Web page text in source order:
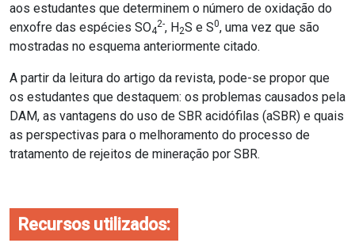
aos estudantes que determinem o número de oxidação do
enxofre das espécies SO4
2-, H2S e S0, uma vez que são
mostradas no esquema anteriormente citado.
A partir da leitura do artigo da revista, pode-se propor que
os estudantes que destaquem: os problemas causados pela
DAM, as vantagens do uso de SBR acidófilas (aSBR) e quais
as perspectivas para o melhoramento do processo de
tratamento de rejeitos de mineração por SBR.
Recursos utilizados: